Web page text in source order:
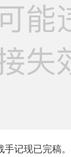
手记现已完稿